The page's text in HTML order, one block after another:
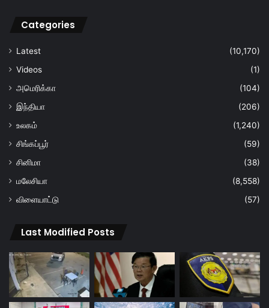
Categories
Latest
(10,170)
Videos
(1)
அமெரிக்கா
(104)
இந்தியா
(206)
உலகம்
(1,240)
சிங்கப்பூர்
(59)
சினிமா
(38)
மலேசியா
(8,558)
விளையாட்டு
(57)
Last Modified Posts